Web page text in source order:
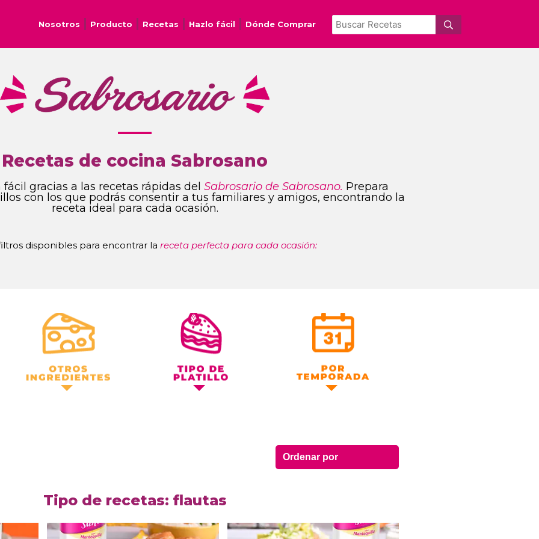
Nosotros Producto Recetas Hazlo fácil Dónde Comprar
Recetas de cocina Sabrosano
gracias a las recetas rápidas del Sabrosario de Sabrosano. Prepara
con los que podrás consentir a tus familiares y amigos, encontrando la
receta ideal para cada ocasión.
disponibles para encontrar la receta perfecta para cada ocasión:
Otros Ingredientes Tipo de Platillo Por Temporada
Tipo de recetas: flautas